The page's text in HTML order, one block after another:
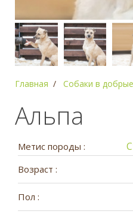
Главная Собаки в
Альпа
Метис породы :
Возраст :
Пол :